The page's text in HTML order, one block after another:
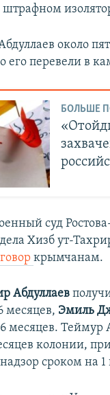
штрафном
около
его перевели в
БОЛЬШЕ
суд
Хизб ут-
крымчанам.
Абдуллаев
месяцев, Эмиль
6 месяцев. Теймур
колонии,
сроком на 1